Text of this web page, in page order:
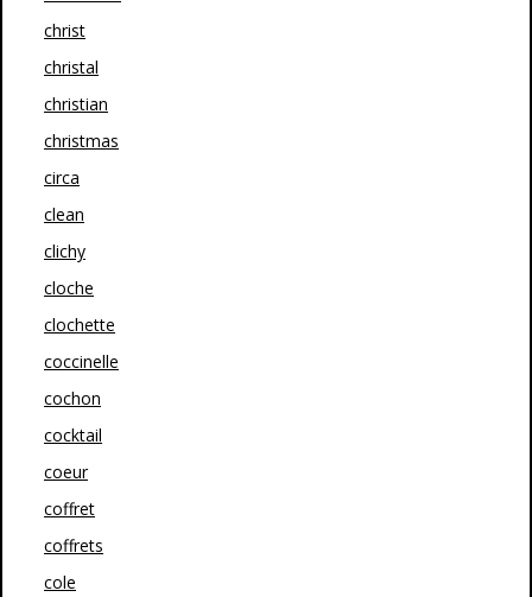
christ
christal
christian
christmas
circa
clean
clichy
cloche
clochette
coccinelle
cochon
cocktail
coeur
coffret
coffrets
cole